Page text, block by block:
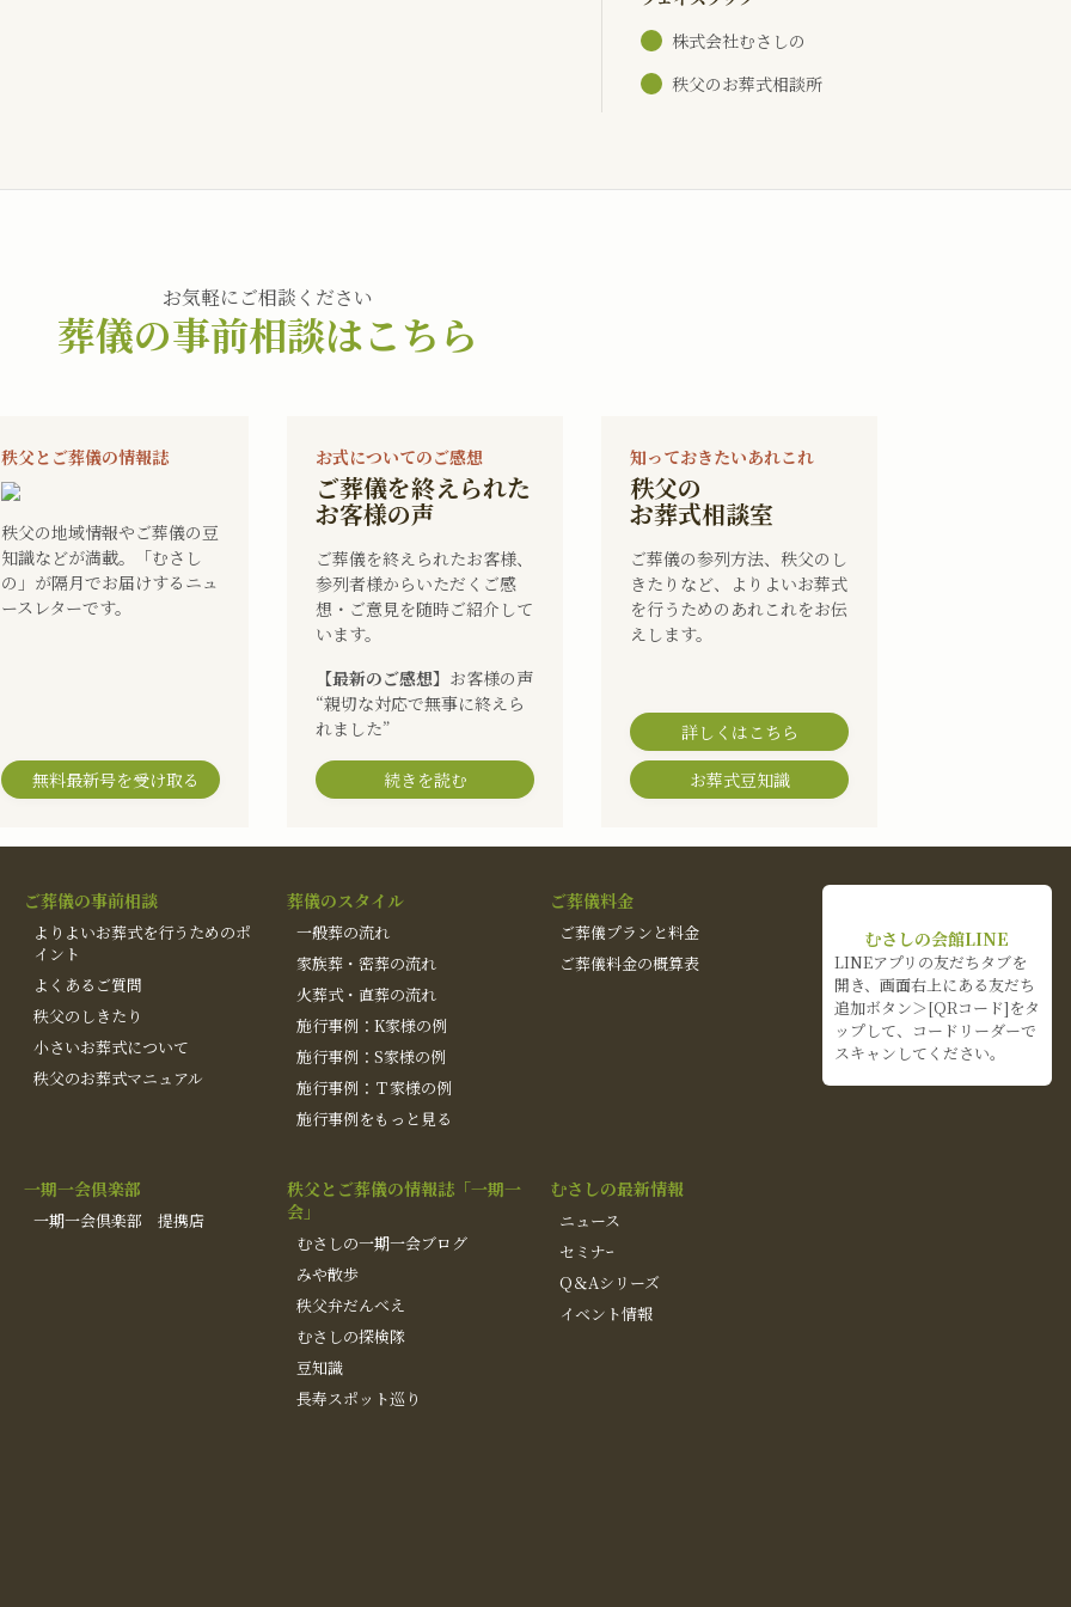
株式会社むさしの
秩父のお葬式相談所
お気軽にご相談ください
葬儀の事前相談はこちら
秩父とご葬儀の情報誌
秩父の地域情報やご葬儀の豆
知識などが満載。「むさし
の」が隔月でお届けするニュ
ースレターです。
無料最新号を受け取る
お式についてのご感想
ご葬儀を終えられた
お客様の声
ご葬儀を終えられたお客様、
参列者様からいただくご感
想・ご意見を随時ご紹介して
います。
【最新のご感想】 お客様の声
“親切な対応で無事に終えら
れました”
続きを読む
知っておきたいあれこれ
秩父の
お葬式相談室
ご葬儀の参列方法、秩父のし
きたりなど、よりよいお葬式
を行うためのあれこれをお伝
えします。
詳しくはこちら
お葬式豆知識
ご葬儀の事前相談
よりよいお葬式を行うためのポ
イント
よくあるご質問
秩父のしきたり
小さいお葬式について
秩父のお葬式マニュアル
葬儀のスタイル
一般葬の流れ
家族葬・密葬の流れ
火葬式・直葬の流れ
施行事例：K家様の例
施行事例：S家様の例
施行事例：Ｔ家様の例
施行事例をもっと見る
ご葬儀料金
ご葬儀プランと料金
ご葬儀料金の概算表
一期一会倶楽部
一期一会倶楽部 提携店
秩父とご葬儀の情報誌「一期一
会」
むさしの一期一会ブログ
みや散歩
秩父弁だんべえ
むさしの探検隊
豆知識
長寿スポット巡り
むさしの最新情報
ニュース
セミナｰ
Q＆Aシリーズ
イベント情報
むさしの会館LINE
LINEアプリの友だちタブを
開き、画面右上にある友だち
追加ボタン＞[QRコード]をタ
ップして、コードリーダーで
スキャンしてください。